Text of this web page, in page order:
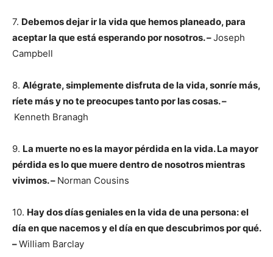
7. Debemos dejar ir la vida que hemos planeado, para
aceptar la que está esperando por nosotros. –Joseph
Campbell
8. Alégrate, simplemente disfruta de la vida, sonríe más,
ríete más y no te preocupes tanto por las cosas. –
Kenneth Branagh
9. La muerte no es la mayor pérdida en la vida. La mayor
pérdida es lo que muere dentro de nosotros mientras
vivimos. – Norman Cousins
10. Hay dos días geniales en la vida de una persona: el
día en que nacemos y el día en que descubrimos por qué.
–William Barclay